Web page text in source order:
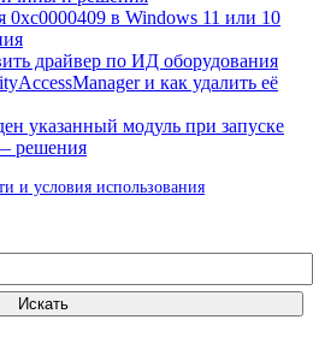
в Windows 11 или 10
драйвер по ИД оборудования
и как удалить её
указанный модуль при запуске
решения
и условия использования
Искать